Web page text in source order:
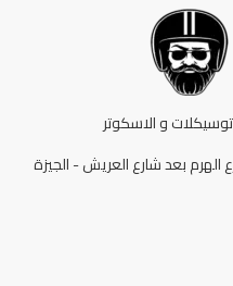
و الاسكوتر
بعد شارع العريش - الجيزة